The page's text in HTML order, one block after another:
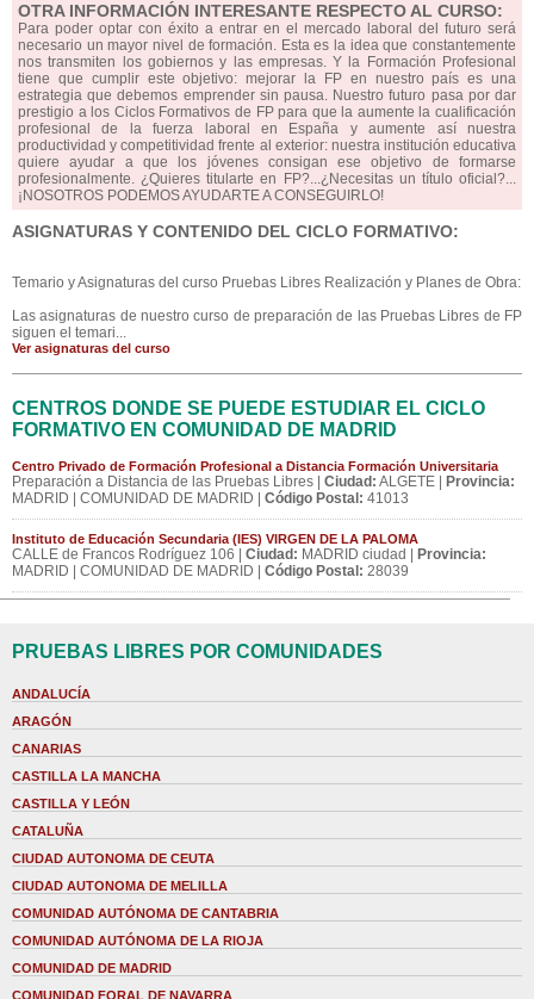
OTRA INFORMACIÓN INTERESANTE RESPECTO AL CURSO:
Para poder optar con éxito a entrar en el mercado laboral del futuro será
necesario un mayor nivel de formación. Esta es la idea que constantemente
nos transmiten los gobiernos y las empresas. Y la Formación Profesional
tiene que cumplir este objetivo: mejorar la FP en nuestro país es una
estrategia que debemos emprender sin pausa. Nuestro futuro pasa por dar
prestigio a los Ciclos Formativos de FP para que la aumente la cualificación
profesional de la fuerza laboral en España y aumente así nuestra
productividad y competitividad frente al exterior: nuestra institución educativa
quiere ayudar a que los jóvenes consigan ese objetivo de formarse
profesionalmente. ¿Quieres titularte en FP?...¿Necesitas un título oficial?...
¡NOSOTROS PODEMOS AYUDARTE A CONSEGUIRLO!
ASIGNATURAS Y CONTENIDO DEL CICLO FORMATIVO:
Temario y Asignaturas del curso Pruebas Libres Realización y Planes de Obra:
Las asignaturas de nuestro curso de preparación de las Pruebas Libres de FP
siguen el temari...
Ver asignaturas del curso
CENTROS DONDE SE PUEDE ESTUDIAR EL CICLO
FORMATIVO EN COMUNIDAD DE MADRID
Centro Privado de Formación Profesional a Distancia Formación Universitaria
Preparación a Distancia de las Pruebas Libres | Ciudad: ALGETE |
Provincia:
MADRID | COMUNIDAD DE MADRID | Código Postal: 41013
Instituto de Educación Secundaria (IES) VIRGEN DE LA PALOMA
CALLE de Francos Rodríguez 106 | Ciudad: MADRID ciudad |
Provincia:
MADRID | COMUNIDAD DE MADRID | Código Postal: 28039
PRUEBAS LIBRES POR COMUNIDADES
ANDALUCÍA
ARAGÓN
CANARIAS
CASTILLA LA MANCHA
CASTILLA Y LEÓN
CATALUÑA
CIUDAD AUTONOMA DE CEUTA
CIUDAD AUTONOMA DE MELILLA
COMUNIDAD AUTÓNOMA DE CANTABRIA
COMUNIDAD AUTÓNOMA DE LA RIOJA
COMUNIDAD DE MADRID
COMUNIDAD FORAL DE NAVARRA